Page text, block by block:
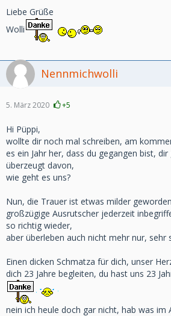
Liebe Grüße
Wolli
Nennmichwolli
5. März 2020 +5
Hi Püppi,
wollte dir noch mal schreiben, am
es ein Jahr her, dass du gegangen bist,
überzeugt davon,
wie geht es uns?
Nun, die Trauer ist etwas milder
großzügige Ausrutscher jederzeit
so richtig wieder,
aber überleben auch nicht mehr nur, sehr
Einen dicken Schmatza für dich, unser
dich 23 Jahre begleiten, du hast uns 23
nein ich heule doch gar nicht, hab was im